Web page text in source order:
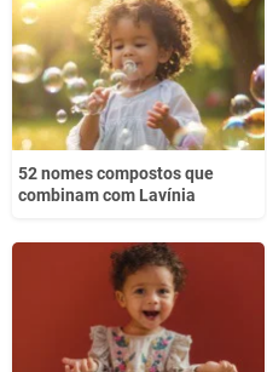
Outro
52 nomes compostos que
combinam com Lavínia